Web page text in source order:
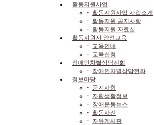
활동지원사업
- 활동지원사업 사업소개
- 활동지원 공지사항
- 활동지원 자료실
활동지원사 양성교육
- 교육안내
- 교육신청
장애인차별상담전화
- 장애인차별상담전화
정보마당
- 공지사항
- 자립생활정보
- 장애운동뉴스
- 활동사진
- 자유게시판